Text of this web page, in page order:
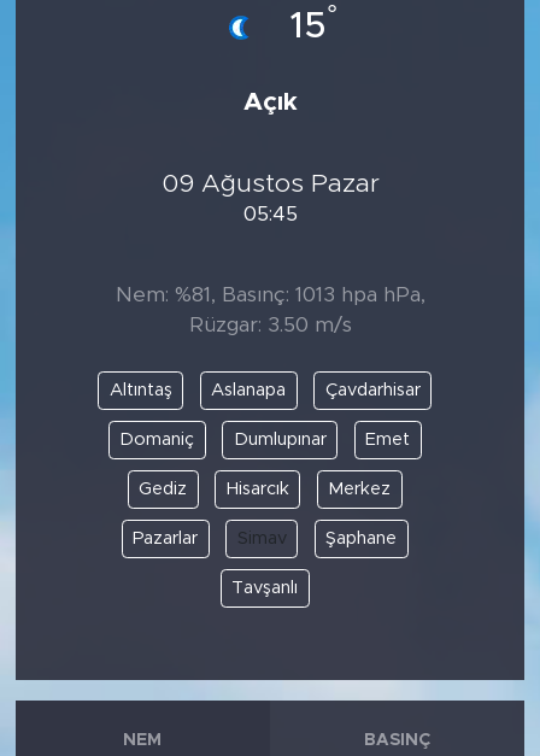
15°
Açık
09 Ağustos Pazar
05:45
Nem: %81, Basınç: 1013 hpa hPa,
Rüzgar: 3.50 m/s
Altıntaş Aslanapa Çavdarhisar
Domaniç Dumlupınar Emet
Gediz Hisarcık Merkez
Pazarlar Simav Şaphane
Tavşanlı
NEM BASINÇ